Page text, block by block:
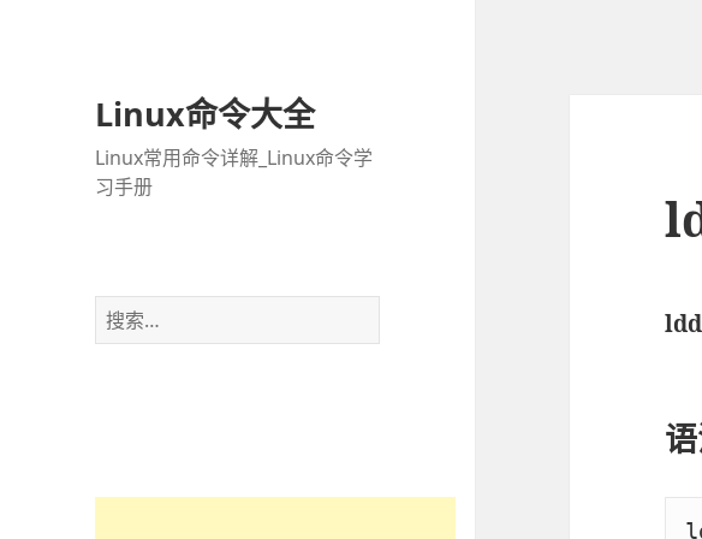
Linux命令大全
Linux常用命令详解_Linux命令学
习手册
搜
索